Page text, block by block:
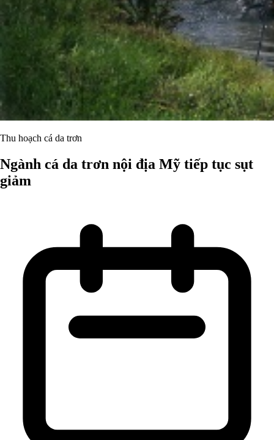
Thu hoạch cá da trơn
Ngành cá da trơn nội địa Mỹ tiếp tục sụt
giảm